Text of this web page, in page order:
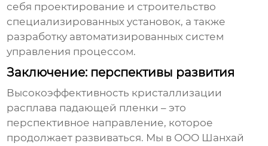
себя проектирование и строительство
специализированных установок, а также
разработку автоматизированных систем
управления процессом.
Заключение: перспективы развития
Высокоэффективность кристаллизации
расплава падающей пленки – это
перспективное направление, которое
продолжает развиваться. Мы в ООО Шанхай